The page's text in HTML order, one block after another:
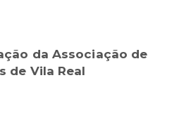
da Associação de
de Vila Real